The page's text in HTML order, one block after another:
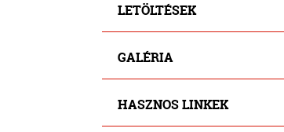
LETÖLTÉSEK
GALÉRIA
HASZNOS LINKEK